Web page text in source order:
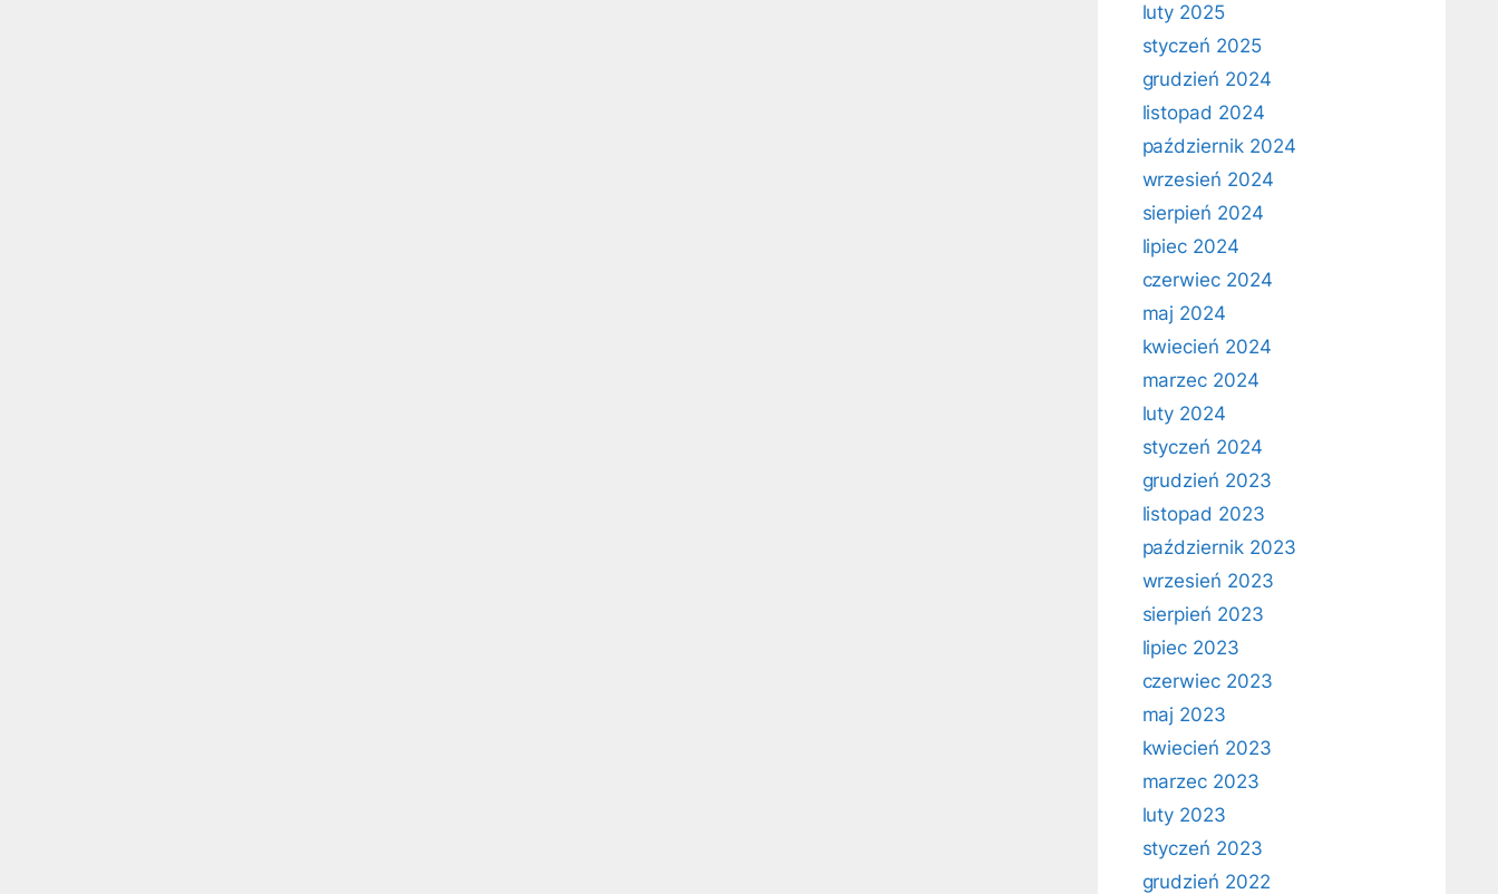
luty 2025
styczeń 2025
grudzień 2024
listopad 2024
październik 2024
wrzesień 2024
sierpień 2024
lipiec 2024
czerwiec 2024
maj 2024
kwiecień 2024
marzec 2024
luty 2024
styczeń 2024
grudzień 2023
listopad 2023
październik 2023
wrzesień 2023
sierpień 2023
lipiec 2023
czerwiec 2023
maj 2023
kwiecień 2023
marzec 2023
luty 2023
styczeń 2023
grudzień 2022